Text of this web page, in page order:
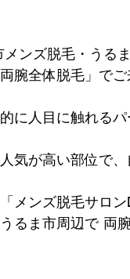
メンズ脱毛・うる
腕全体脱毛」でご
に人目に触れる
気が高い部位で
メンズ脱毛サロ
るま市周辺で 両